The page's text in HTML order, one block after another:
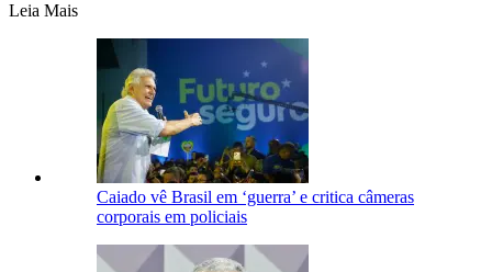
Leia Mais
Caiado vê Brasil em ‘guerra’ e critica câmeras
corporais em policiais